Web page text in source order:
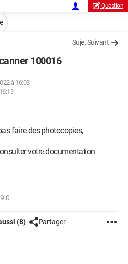
Question
Sujet Suivant
100016
à 16:03
faire des photocopies,
votre documentation
(8) Partager